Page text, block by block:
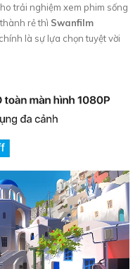
trải nghiệm xem phim sống
rẻ thì Swanfilm
chính là sự lựa chọn tuyệt vời